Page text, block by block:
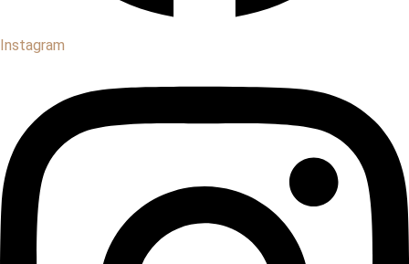
Instagram